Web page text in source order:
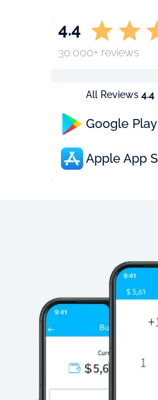
All Reviews 4.4
Google
Apple App
4.4
30.000+ reviews